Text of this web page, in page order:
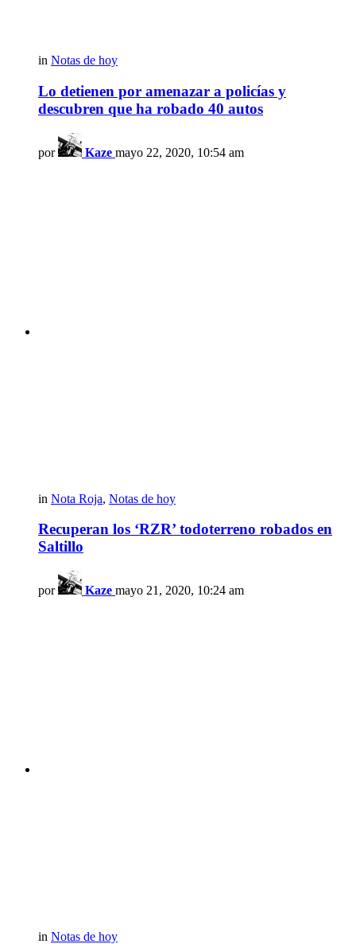
in Notas de hoy
Lo detienen por amenazar a policías y
descubren que ha robado 40 autos
por Kaze mayo 22, 2020, 10:54 am
in Nota Roja, Notas de hoy
Recuperan los ‘RZR’ todoterreno robados en
Saltillo
por Kaze mayo 21, 2020, 10:24 am
in Notas de hoy